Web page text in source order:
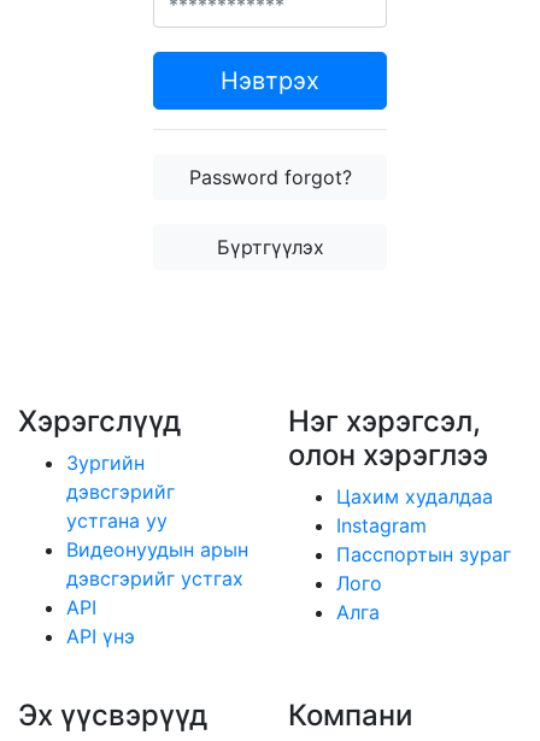
Нэвтрэх
Password forgot?
Бүртгүүлэх
Хэрэгслүүд
Зургийн
дэвсгэрийг
устгана уу
Видеонуудын арын
дэвсгэрийг устгах
API
API үнэ
Нэг хэрэгсэл,
олон хэрэглээ
Цахим худалдаа
Instagram
Пасспортын зураг
Лого
Алга
Эх үүсвэрүүд Компани